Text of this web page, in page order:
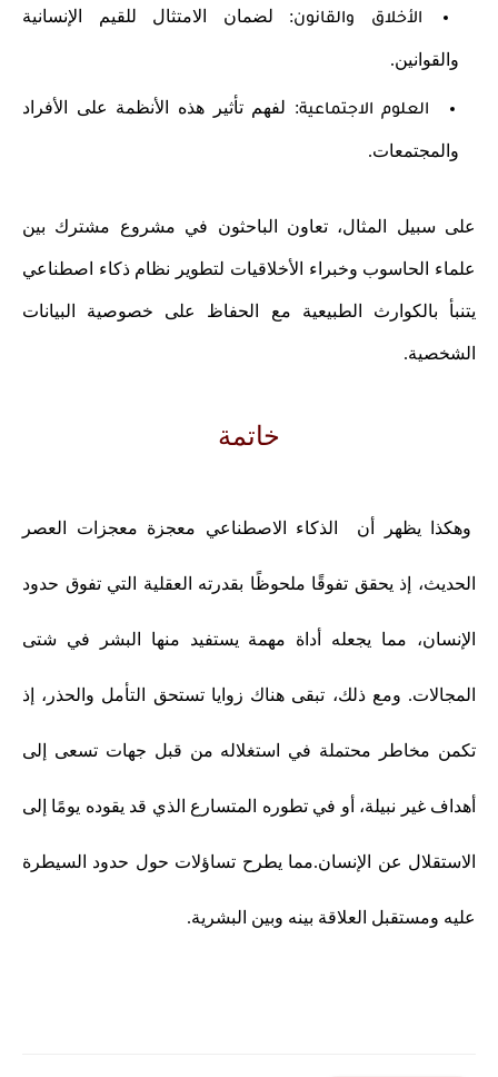
الأخلاق والقانون: لضمان الامتثال للقيم الإنسانية
والقوانين.
العلوم الاجتماعية: لفهم تأثير هذه الأنظمة على الأفراد
والمجتمعات.
على سبيل المثال، تعاون الباحثون في مشروع مشترك بين
علماء الحاسوب وخبراء الأخلاقيات لتطوير نظام ذكاء اصطناعي
يتنبأ بالكوارث الطبيعية مع الحفاظ على خصوصية البيانات
الشخصية.
خاتمة
وهكذا يظهر أن الذكاء الاصطناعي معجزة معجزات العصر
الحديث، إذ يحقق تفوقًا ملحوظًا بقدرته العقلية التي تفوق حدود
الإنسان، مما يجعله أداة مهمة يستفيد منها البشر في شتى
المجالات. ومع ذلك، تبقى هناك زوايا تستحق التأمل والحذر، إذ
تكمن مخاطر محتملة في استغلاله من قبل جهات تسعى إلى
أهداف غير نبيلة، أو في تطوره المتسارع الذي قد يقوده يومًا إلى
الاستقلال عن الإنسان.مما يطرح تساؤلات حول حدود السيطرة
عليه ومستقبل العلاقة بينه وبين البشرية.